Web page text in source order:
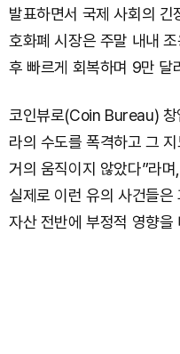
발표하면서 국제 사회의
호화폐 시장은 주말 내내
후 빠르게 회복하며 9만 달
코인뷰로(Coin Bureau) 창
라의 수도를 폭격하고 그
거의 움직이지 않았다”라
실제로 이런 유의 사건들
자산 전반에 부정적 영향을